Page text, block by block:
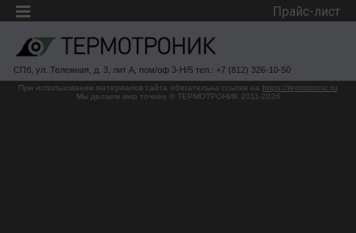
Прайс-лист
СПб, ул. Тележная, д. 3, лит А, пом/оф 3-Н/5 тел.: +7 (812) 326-10-50
При использовании материалов сайта обязательна ссылка на https://termotronic.ru
Мы делаем мир точнее © ТЕРМОТРОНИК 2011-2026